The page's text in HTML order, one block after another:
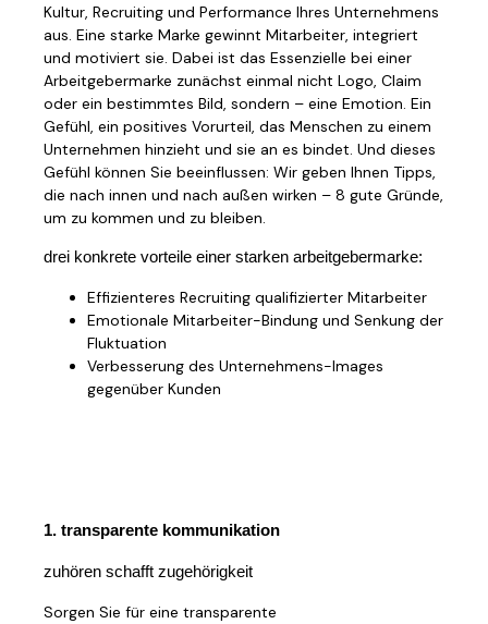
Kultur, Recruiting und Performance Ihres Unternehmens
aus. Eine starke Marke gewinnt Mitarbeiter, integriert
und motiviert sie. Dabei ist das Essenzielle bei einer
Arbeitgebermarke zunächst einmal nicht Logo, Claim
oder ein bestimmtes Bild, sondern – eine Emotion. Ein
Gefühl, ein positives Vorurteil, das Menschen zu einem
Unternehmen hinzieht und sie an es bindet. Und dieses
Gefühl können Sie beeinflussen: Wir geben Ihnen Tipps,
die nach innen und nach außen wirken – 8 gute Gründe,
um zu kommen und zu bleiben.
drei konkrete vorteile einer starken arbeitgebermarke:
Effizienteres Recruiting qualifizierter Mitarbeiter
Emotionale Mitarbeiter-Bindung und Senkung der
Fluktuation
Verbesserung des Unternehmens-Images
gegenüber Kunden
1. transparente kommunikation
zuhören schafft zugehörigkeit
Sorgen Sie für eine transparente